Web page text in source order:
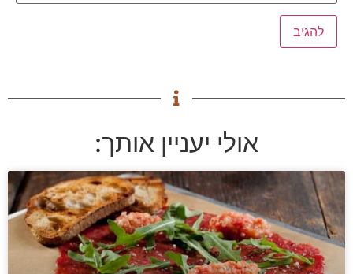
אולי יעניין אותך: